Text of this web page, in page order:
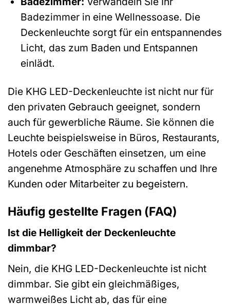
Badezimmer in eine Wellnessoase. Die
Deckenleuchte sorgt für ein entspannendes
Licht, das zum Baden und Entspannen
einlädt.
Die KHG LED-Deckenleuchte ist nicht nur für
den privaten Gebrauch geeignet, sondern
auch für gewerbliche Räume. Sie können die
Leuchte beispielsweise in Büros, Restaurants,
Hotels oder Geschäften einsetzen, um eine
angenehme Atmosphäre zu schaffen und Ihre
Kunden oder Mitarbeiter zu begeistern.
Häufig gestellte Fragen (FAQ)
Ist die Helligkeit der Deckenleuchte
dimmbar?
Nein, die KHG LED-Deckenleuchte ist nicht
dimmbar. Sie gibt ein gleichmäßiges,
warmweißes Licht ab, das für eine